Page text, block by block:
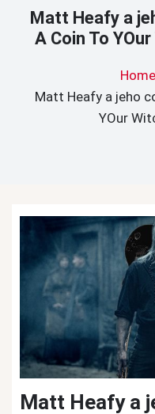
Matt Heafy a
A Coin To
Home
Matt Heafy a jeho
YOur
Matt Heafy a